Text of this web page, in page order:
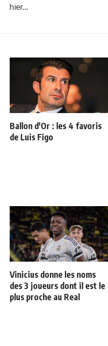
hier...
Ballon d'Or : les 4 favoris
de Luis Figo
Vinicius donne les noms
des 3 joueurs dont il est le
plus proche au Real